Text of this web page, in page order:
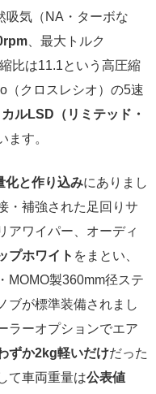
吸気（NA・ターボな
、最大トルク
比は11.1という高圧縮
（クロスレシオ）の5速
ルLSD（リミテッド・
ます。
化と作り込みにありまし
・補強された足回りサ
アワイパー、オーディ
プホワイト をまとい、
MOMO製360mm径ステ
ブが標準装備されまし
ラーオプションでエア
ずか2kg軽いだけだった
て車両重量は公表値